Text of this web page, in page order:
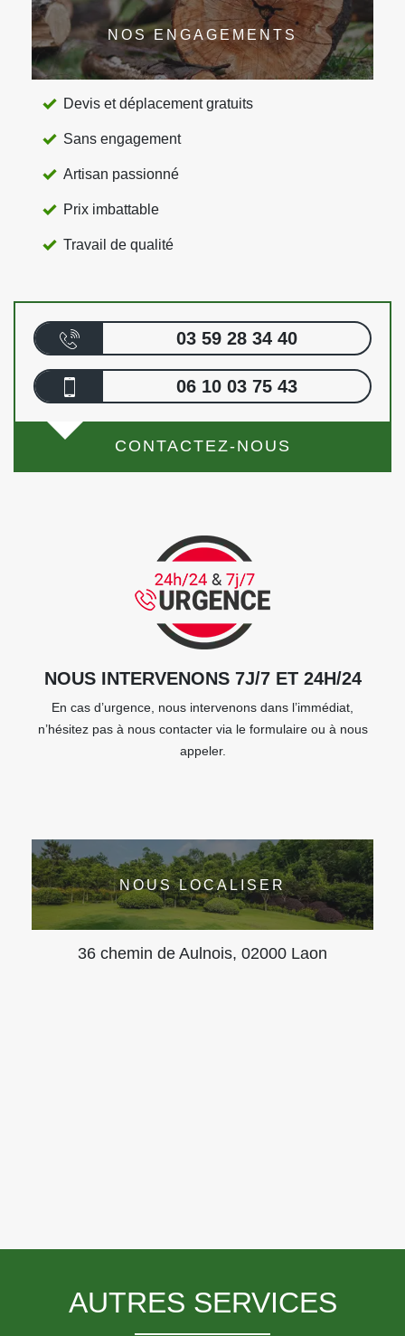
NOS ENGAGEMENTS
Devis et déplacement gratuits
Sans engagement
Artisan passionné
Prix imbattable
Travail de qualité
03 59 28 34 40
06 10 03 75 43
CONTACTEZ-NOUS
NOUS INTERVENONS 7J/7 ET 24H/24
En cas d’urgence, nous intervenons dans l’immédiat,
n’hésitez pas à nous contacter via le formulaire ou à nous
appeler.
NOUS LOCALISER
36 chemin de Aulnois, 02000 Laon
AUTRES SERVICES